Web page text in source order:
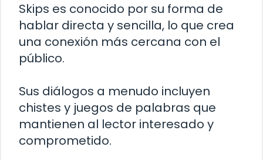
Skips es conocido por su forma de
hablar directa y sencilla, lo que crea
una conexión más cercana con el
público.
Sus diálogos a menudo incluyen
chistes y juegos de palabras que
mantienen al lector interesado y
comprometido.